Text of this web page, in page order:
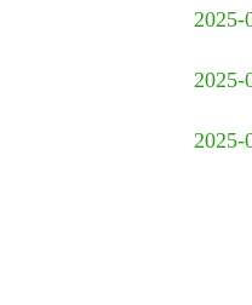
2025-
2025-
2025-